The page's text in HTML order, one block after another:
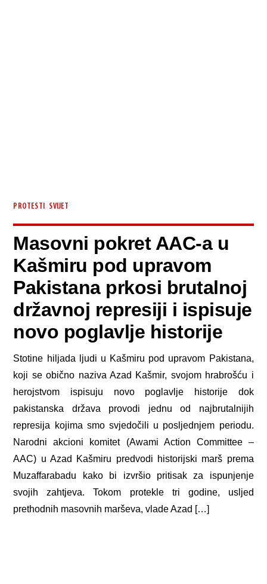
PROTESTI SVIJET
Masovni pokret AAC-a u
Kašmiru pod upravom
Pakistana prkosi brutalnoj
državnoj represiji i ispisuje
novo poglavlje historije
Stotine hiljada ljudi u Kašmiru pod upravom Pakistana,
koji se obično naziva Azad Kašmir, svojom hrabrošću i
herojstvom ispisuju novo poglavlje historije dok
pakistanska država provodi jednu od najbrutalnijih
represija kojima smo svjedočili u posljednjem periodu.
Narodni akcioni komitet (Awami Action Committee –
AAC) u Azad Kašmiru predvodi historijski marš prema
Muzaffarabadu kako bi izvršio pritisak za ispunjenje
svojih zahtjeva. Tokom protekle tri godine, usljed
prethodnih masovnih marševa, vlade Azad […]